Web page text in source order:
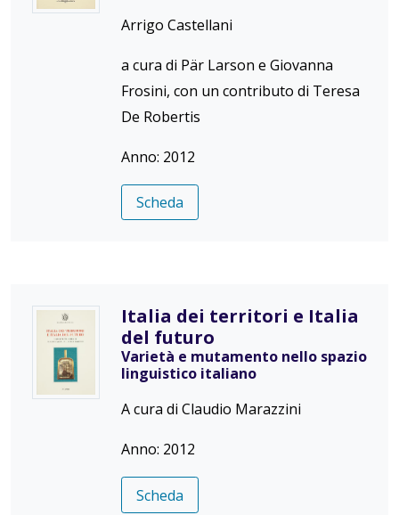
Arrigo Castellani
a cura di Pär Larson e Giovanna
Frosini, con un contributo di Teresa
De Robertis
Anno: 2012
Scheda
Italia dei territori e Italia
del futuro
Varietà e mutamento nello spazio
linguistico italiano
A cura di Claudio Marazzini
Anno: 2012
Scheda